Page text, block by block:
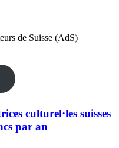
de Suisse (AdS)
culturel·les suisses
par an